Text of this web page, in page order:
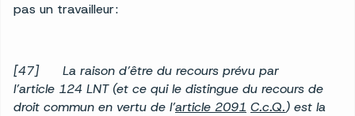
pas un travailleur :
[47] La raison d’être du recours prévu par
l’article 124 LNT (et ce qui le distingue du recours de
droit commun en vertu de l’article 2091 C.c.Q.) est la